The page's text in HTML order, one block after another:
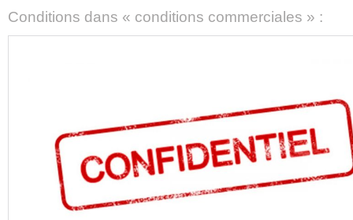
Conditions dans « conditions commerciales » :